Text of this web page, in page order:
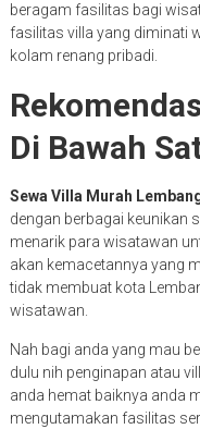
beragam fasilitas bagi
fasilitas villa yang diminati
kolam renang pribadi.
Di Bawah
Sewa Villa Murah
dengan berbagai keunikan
menarik para wisatawan
akan kemacetannya yang
tidak membuat kota
wisatawan.
Nah bagi anda yang mau
dulu nih penginapan atau
anda hemat baiknya anda
mengutamakan fasilitas